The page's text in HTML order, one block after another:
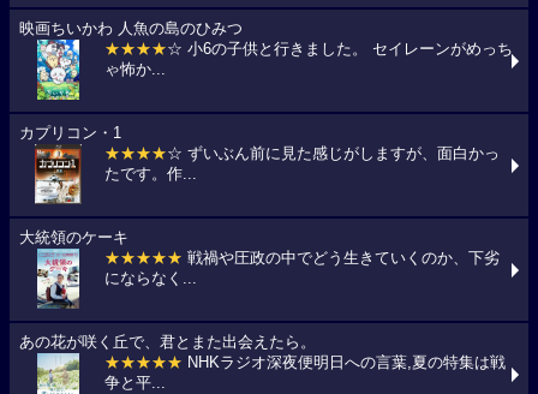
映画ちいかわ 人魚の島のひみつ
★★★★☆ 小6の子供と行きました。 セイレーンがめっち
ゃ怖か...
カプリコン・1
★★★★☆ ずいぶん前に見た感じがしますが、面白かっ
たです。作...
大統領のケーキ
★★★★★ 戦禍や圧政の中でどう生きていくのか、下劣
にならなく...
あの花が咲く丘で、君とまた出会えたら。
★★★★★ NHKラジオ深夜便明日への言葉,夏の特集は戦
争と平...